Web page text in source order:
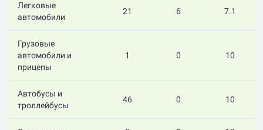
Легковые
автомобили
21 6 7.1
Грузовые
автомобили и
прицепы
1 0 10
Автобусы и
троллейбусы
46 0 10